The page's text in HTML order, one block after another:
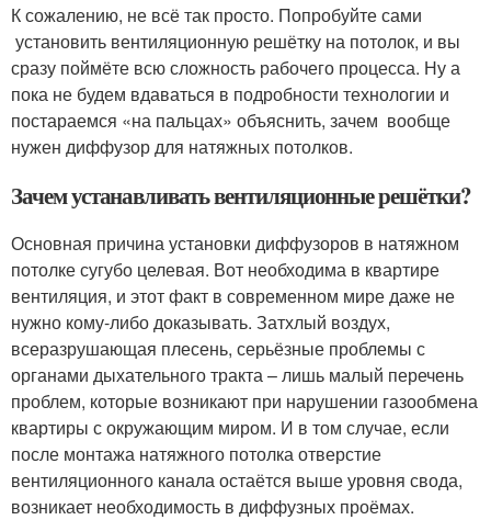
К сожалению, не всё так просто. Попробуйте сами
установить вентиляционную решётку на потолок, и вы
сразу поймёте всю сложность рабочего процесса. Ну а
пока не будем вдаваться в подробности технологии и
постараемся «на пальцах» объяснить, зачем вообще
нужен диффузор для натяжных потолков.
Зачем устанавливать вентиляционные решётки?
Основная причина установки диффузоров в натяжном
потолке сугубо целевая. Вот необходима в квартире
вентиляция, и этот факт в современном мире даже не
нужно кому-либо доказывать. Затхлый воздух,
всеразрушающая плесень, серьёзные проблемы с
органами дыхательного тракта – лишь малый перечень
проблем, которые возникают при нарушении газообмена
квартиры с окружающим миром. И в том случае, если
после монтажа натяжного потолка отверстие
вентиляционного канала остаётся выше уровня свода,
возникает необходимость в диффузных проёмах.